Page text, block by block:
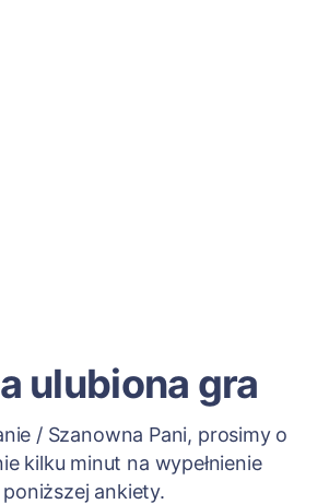
ulubiona gra
/ Szanowna Pani, prosimy o
kilku minut na wypełnienie
poniższej ankiety.